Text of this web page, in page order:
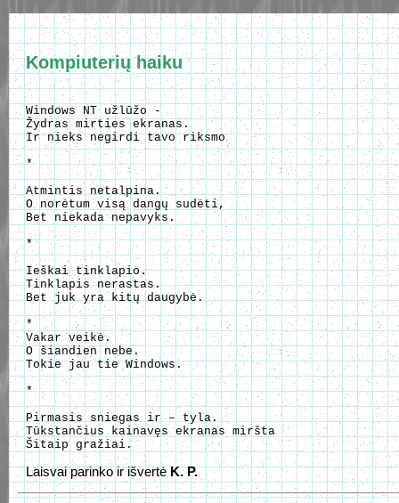
Kompiuterių haiku
Windows NT užlūžo -
Žydras mirties ekranas.
Ir nieks negirdi tavo riksmo
*
Atmintis netalpina.
O norėtum visą dangų sudėti,
Bet niekada nepavyks.
*
Ieškai tinklapio.
Tinklapis nerastas.
Bet juk yra kitų daugybė.
*
Vakar veikė.
O šiandien nebe.
Tokie jau tie Windows.
*
Pirmasis sniegas ir – tyla.
Tūkstančius kainavęs ekranas miršta
Šitaip gražiai.
Laisvai parinko ir išvertėK. P.